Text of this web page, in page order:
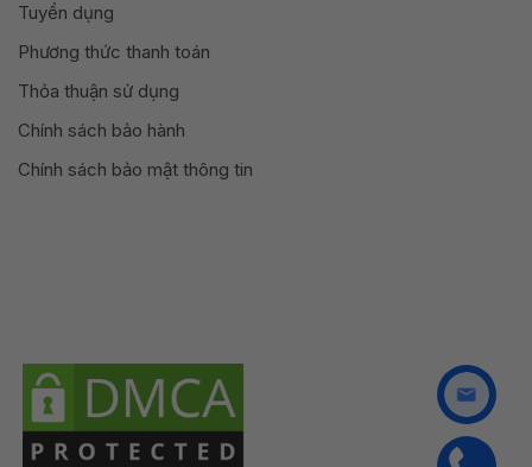
Tuyển dụng
Phương thức thanh toán
Thỏa thuận sử dụng
Chính sách bảo hành
Chính sách bảo mật thông tin